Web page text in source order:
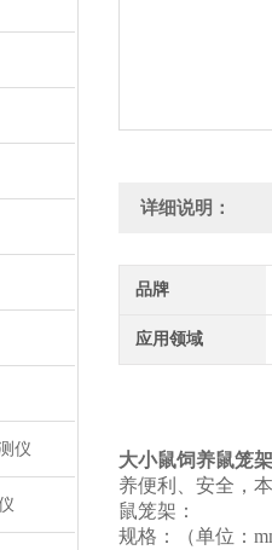
仪
详细说明：
品牌
应用领域
大小鼠饲养鼠笼架
养便利、安全，
鼠笼架：
规格：（单位：